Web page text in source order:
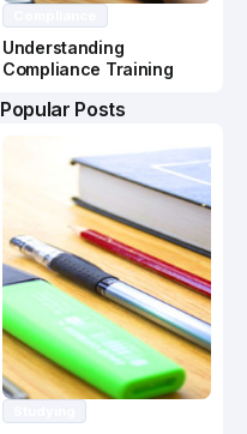
Understanding
Compliance Training
Popular Posts